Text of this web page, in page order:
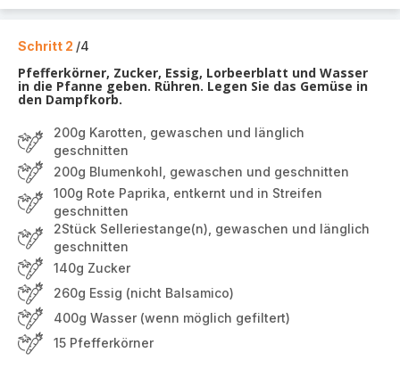
Schritt 2 /4
Pfefferkörner, Zucker, Essig, Lorbeerblatt und Wasser
in die Pfanne geben. Rühren. Legen Sie das Gemüse in
den Dampfkorb.
200g Karotten, gewaschen und länglich
geschnitten
200g Blumenkohl, gewaschen und geschnitten
100g Rote Paprika, entkernt und in Streifen
geschnitten
2Stück Selleriestange(n), gewaschen und länglich
geschnitten
140g Zucker
260g Essig (nicht Balsamico)
400g Wasser (wenn möglich gefiltert)
15 Pfefferkörner